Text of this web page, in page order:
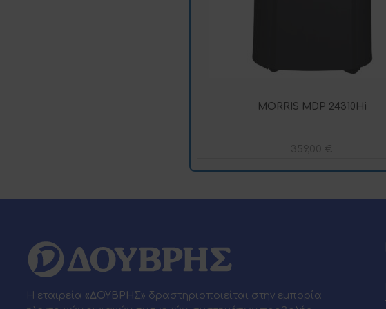
MORRIS MDP 24310Hi
359,00 €
Η εταιρεία «ΔΟΥΒΡΗΣ» δραστηριοποιείται στην εμπορία